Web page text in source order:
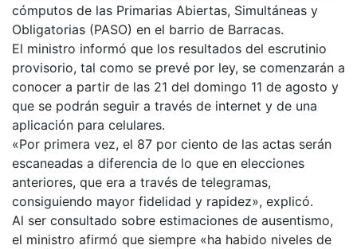
cómputos de las Primarias Abiertas, Simultáneas y
Obligatorias (PASO) en el barrio de Barracas.
El ministro informó que los resultados del escrutinio
provisorio, tal como se prevé por ley, se comenzarán a
conocer a partir de las 21 del domingo 11 de agosto y
que se podrán seguir a través de internet y de una
aplicación para celulares.
«Por primera vez, el 87 por ciento de las actas serán
escaneadas a diferencia de lo que en elecciones
anteriores, que era a través de telegramas,
consiguiendo mayor fidelidad y rapidez», explicó.
Al ser consultado sobre estimaciones de ausentismo,
el ministro afirmó que siempre «ha habido niveles de